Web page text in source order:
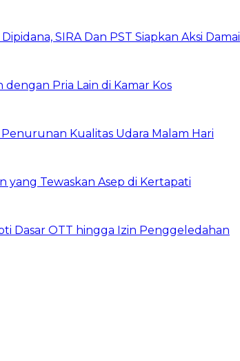
SIRA Dan PST Siapkan Aksi Damai
Pria Lain di Kamar Kos
Kualitas Udara Malam Hari
Tewaskan Asep di Kertapati
Dasar OTT hingga Izin Penggeledahan